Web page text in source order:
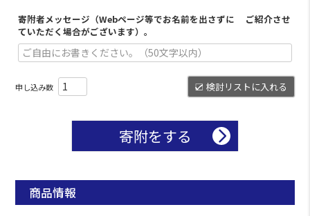
寄附者メッセージ（Webページ等でお名前を出さずに ご紹介させ
ていただく場合がございます）。
検討リストに入れる
寄附をする
商品情報